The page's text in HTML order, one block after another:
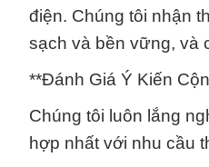
điện. Chúng tôi nhận
sạch và bền vững, và
**Đánh Giá Ý Kiến
Chúng tôi luôn lắng
hợp nhất với nhu cầu